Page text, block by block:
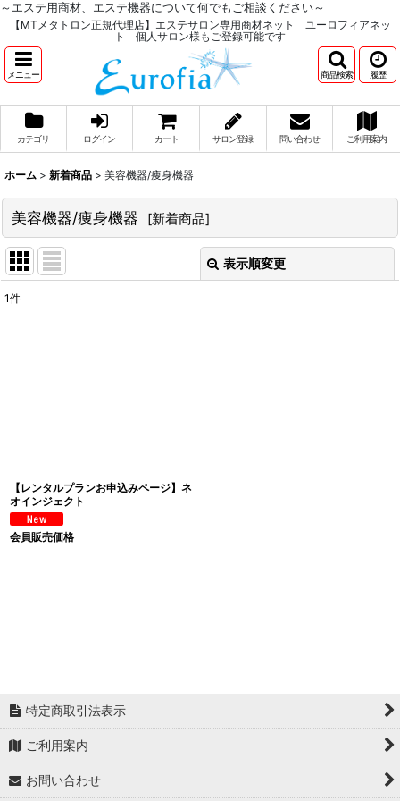
～エステ用商材、エステ機器について何でもご相談ください～
【MTメタトロン正規代理店】エステサロン専用商材ネット ユーロフィアネッ
ト 個人サロン様もご登録可能です
メニュー 商品検索 履歴
カテゴリ ログイン カート サロン登録 問い合わせ ご利用案内
ホーム > 新着商品 > 美容機器/痩身機器
美容機器/痩身機器 [新着商品]
表示順変更
1件
【レンタルプランお申込みページ】ネ
オインジェクト
会員販売価格
特定商取引法表示
ご利用案内
お問い合わせ